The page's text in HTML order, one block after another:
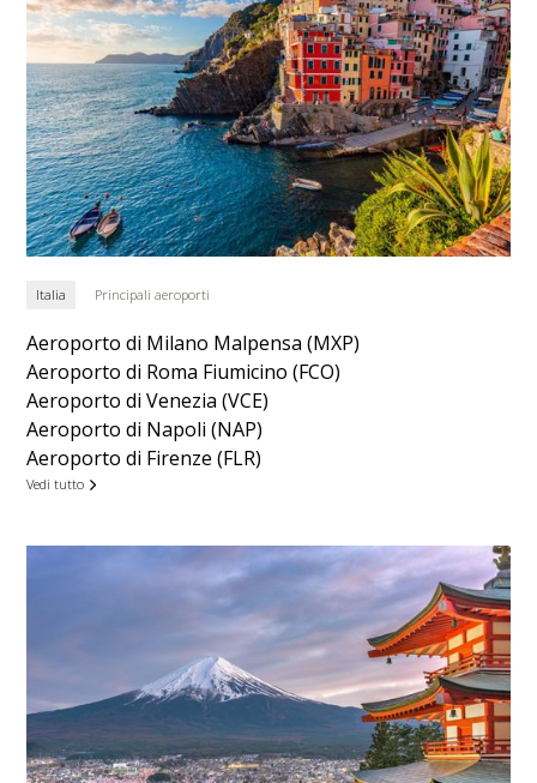
Italia Principali aeroporti
Aeroporto di Milano Malpensa (MXP)
Aeroporto di Roma Fiumicino (FCO)
Aeroporto di Venezia (VCE)
Aeroporto di Napoli (NAP)
Aeroporto di Firenze (FLR)
Vedi tutto